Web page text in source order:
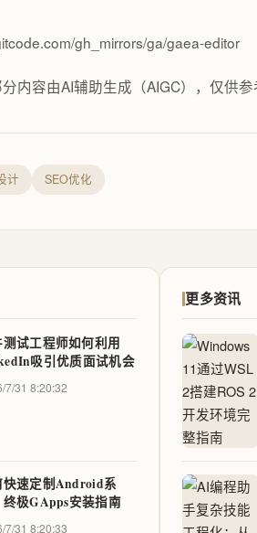
gh_mirrors/ga/gaea-editor
内容由AI辅助生成（AIGC），仅供参
计 SEO优化
试工程师如何利用
吸引优质面试机会
7/31 8:20:32
快速定制Android系
极GApps安装指南
7/31 8:20:33
更多资讯